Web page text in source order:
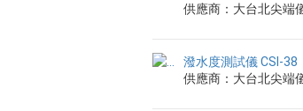
供應商：大台北尖端
潑水度測試儀 CSI-38
供應商：大台北尖端